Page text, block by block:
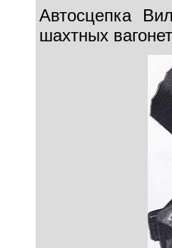
Автосцепка
шахтных